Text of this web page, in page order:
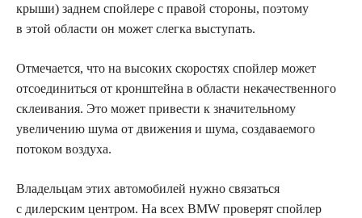
крыши) заднем спойлере с правой стороны, поэтому
в этой области он может слегка выступать.
Отмечается, что на высоких скоростях спойлер может
отсоединиться от кронштейна в области некачественного
склеивания. Это может привести к значительному
увеличению шума от движения и шума, создаваемого
потоком воздуха.
Владельцам этих автомобилей нужно связаться
с дилерским центром. На всех BMW проверят спойлер